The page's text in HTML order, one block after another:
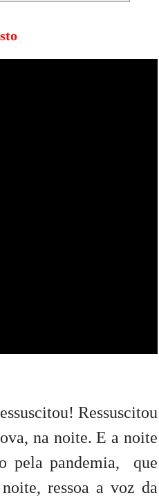
Ressuscitou
na noite. E a noite
pela pandemia, que
ressoa a voz da